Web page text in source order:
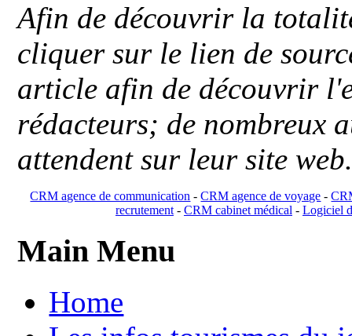
Afin de découvrir la
cliquer sur le lien de
article afin de découvrir
rédacteurs; de nombreux
attendent sur leur site
CRM agence de communication -CRM agence de voyage -
recrutement- CRM cabinet médical- Logiciel
Main Menu
Home